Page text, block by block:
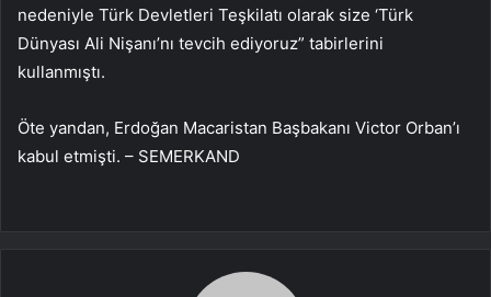
nedeniyle Türk Devletleri Teşkilatı olarak size ‘Türk
Dünyası Ali Nişanı’nı tevcih ediyoruz” tabirlerini
kullanmıştı.
Öte yandan, Erdoğan Macaristan Başbakanı Victor Orban’ı
kabul etmişti. – SEMERKAND